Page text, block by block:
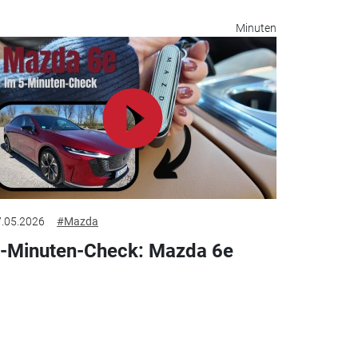
Minuten
#Mazda
Minuten-Check: Mazda 6e